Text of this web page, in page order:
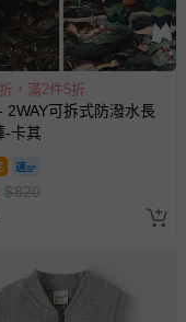
商品運送方式等有疑
缺貨即會通知媽咪並協
導致無法安排出貨，
，滿2件5折
2WAY可拆式防潑水長
-卡其
$820